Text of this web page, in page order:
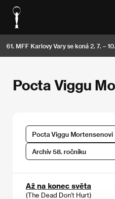
61. MFF Karlovy Vary se koná 2. 7. –
Pocta Viggu
Pocta Viggu Mortensenovi
Archív 58. ročníku
Až na konec světa
(The Dead Don't Hurt)